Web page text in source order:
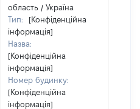
область / Україна
Тип:
[Конфіденційна
інформація]
Назва:
[Конфіденційна
інформація]
Номер будинку:
[Конфіденційна
інформація]